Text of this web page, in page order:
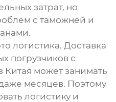
затрат, но
с таможней и
логистика. Доставка
погрузчиков с
Китая может занимать
месяцев. Поэтому
логистику и